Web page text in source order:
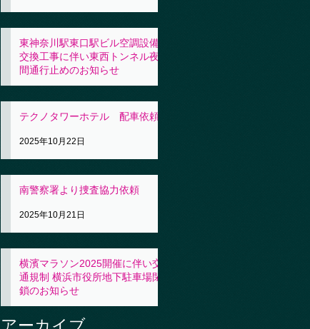
東神奈川駅東口駅ビル空調設備
交換工事に伴い東西トンネル夜
間通行止めのお知らせ
テクノタワーホテル 配車依頼
2025年10月22日
南警察署より捜査協力依頼
2025年10月21日
横濱マラソン2025開催に伴い交
通規制 横浜市役所地下駐車場閉
鎖のお知らせ